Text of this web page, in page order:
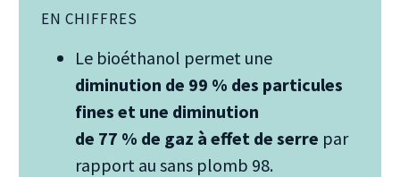
EN CHIFFRES
Le bioéthanol permet une
diminution de 99 % des particules
fines et une diminution
de 77 % de gaz à effet de serre par
rapport au sans plomb 98.